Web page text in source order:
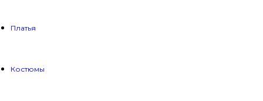
Платья
Костюмы